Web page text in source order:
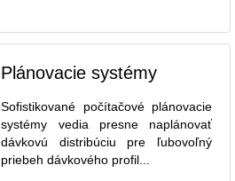
Plánovacie systémy
Sofistikované počítačové plánovacie
systémy vedia presne naplánovať
dávkovú distribúciu pre ľubovoľný
priebeh dávkového profil...